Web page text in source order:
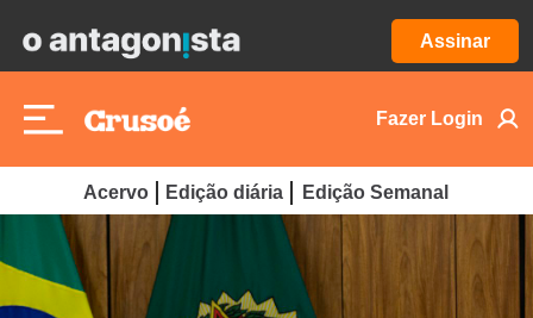
Assinar
Fazer Login
Acervo Edição diária Edição Semanal